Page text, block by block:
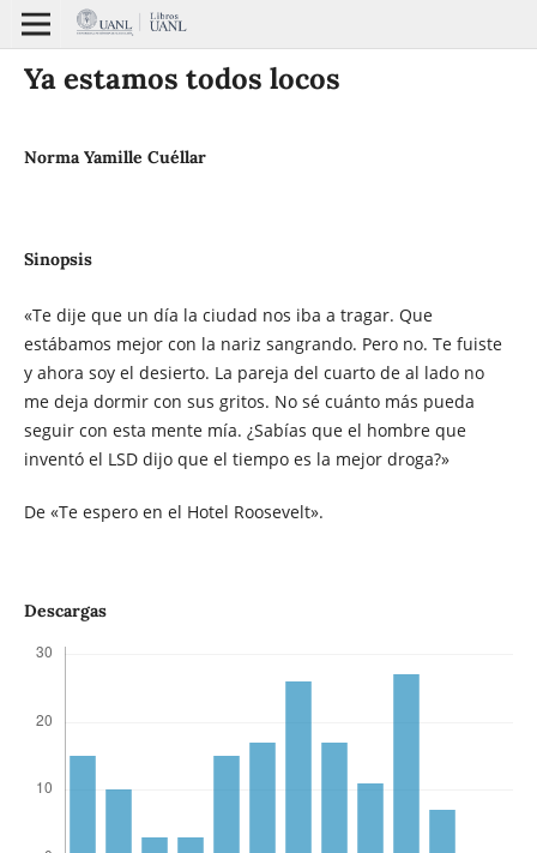
Ya estamos todos locos
Norma Yamille Cuéllar
Sinopsis
«Te dije que un día la ciudad nos iba a tragar. Que
estábamos mejor con la nariz sangrando. Pero no. Te fuiste
y ahora soy el desierto. La pareja del cuarto de al lado no
me deja dormir con sus gritos. No sé cuánto más pueda
seguir con esta mente mía. ¿Sabías que el hombre que
inventó el LSD dijo que el tiempo es la mejor droga?»
De «Te espero en el Hotel Roosevelt».
Descargas